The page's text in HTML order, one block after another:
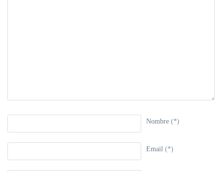
Nombre (*)
Email (*)